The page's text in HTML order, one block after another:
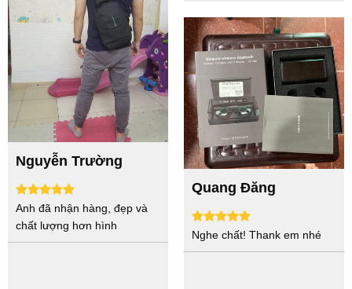
Nguyễn Trường
Anh đã nhận hàng, đẹp và
chất lượng hơn hình
Quang Đăng
Nghe chất! Thank em nhé